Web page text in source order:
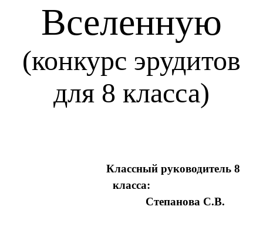
Вселенную
(конкурс эрудитов
для 8 класса)
Классный руководитель 8
класса:
Степанова С.В.